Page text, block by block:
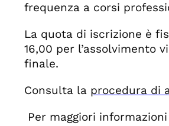
frequenza a corsi
La quota di iscrizione è
16,00 per l’assolvimento
finale.
Consulta la procedura di
Per maggiori